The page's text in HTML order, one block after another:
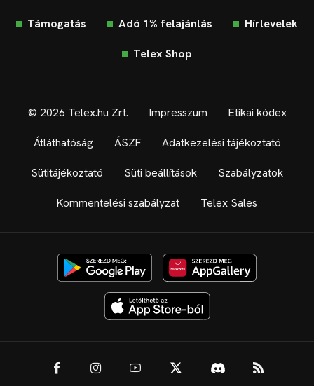
Támogatás Adó 1% felajánlás Hírlevelek
Telex Shop
© 2026 Telex.hu Zrt. Impresszum Etikai kódex
Átláthatóság ÁSZF Adatkezelési tájékoztató
Sütitájékoztató Süti beállítások Szabályzatok
Kommentelési szabályzat Telex Sales